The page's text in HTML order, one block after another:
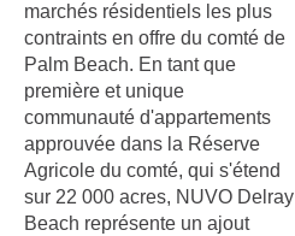
marchés résidentiels les plus
contraints en offre du comté de
Palm Beach. En tant que
première et unique
communauté d'appartements
approuvée dans la Réserve
Agricole du comté, qui s'étend
sur 22 000 acres, NUVO Delray
Beach représente un ajout